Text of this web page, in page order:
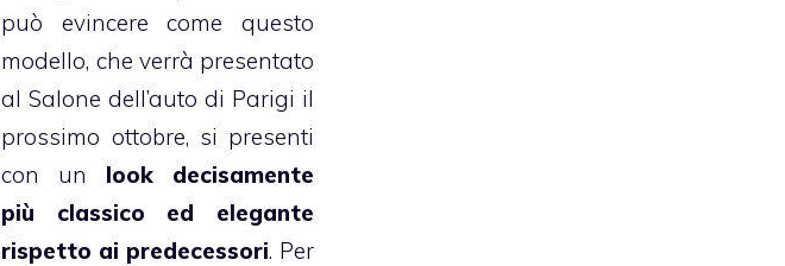
può evincere come questo
modello, che verrà presentato
al Salone dell’auto di Parigi il
prossimo ottobre, si presenti
con un look decisamente
più classico ed elegante
rispetto ai predecessori. Per